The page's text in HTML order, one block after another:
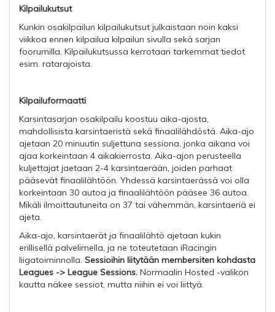
Kilpailukutsut
Kunkin osakilpailun kilpailukutsut julkaistaan noin kaksi
viikkoa ennen kilpailua kilpailun sivulla sekä sarjan
foorumilla. Kilpailukutsussa kerrotaan tarkemmat tiedot
esim. ratarajoista.
Kilpailuformaatti
Karsintasarjan osakilpailu koostuu aika-ajosta,
mahdollisista karsintaeristä sekä finaalilähdöstä. Aika-ajo
ajetaan 20 minuutin suljettuna sessiona, jonka aikana voi
ajaa korkeintaan 4 aikakierrosta. Aika-ajon perusteella
kuljettajat jaetaan 2-4 karsintaerään, joiden parhaat
pääsevät finaalilähtöön. Yhdessä karsintaerässä voi olla
korkeintaan 30 autoa ja finaalilähtöön pääsee 36 autoa.
Mikäli ilmoittautuneita on 37 tai vähemmän, karsintaeriä ei
ajeta.
Aika-ajo, karsintaerät ja finaalilähtö ajetaan kukin
erillisellä palvelimella, ja ne toteutetaan iRacingin
liigatoiminnolla. Sessioihin liitytään membersiten kohdasta
Leagues -> League Sessions. Normaalin Hosted -valikon
kautta näkee sessiot, mutta niihin ei voi liittyä.